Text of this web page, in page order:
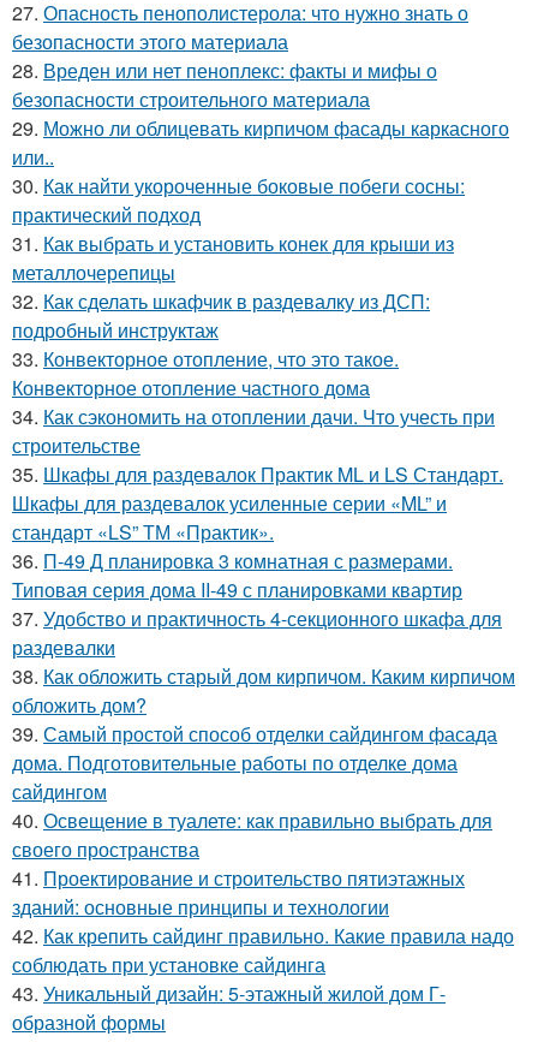
27. Опасность пенополистерола: что нужно знать о
безопасности этого материала
28. Вреден или нет пеноплекс: факты и мифы о
безопасности строительного материала
29. Можно ли облицевать кирпичом фасады каркасного
или..
30. Как найти укороченные боковые побеги сосны:
практический подход
31. Как выбрать и установить конек для крыши из
металлочерепицы
32. Как сделать шкафчик в раздевалку из ДСП:
подробный инструктаж
33. Конвекторное отопление, что это такое.
Конвекторное отопление частного дома
34. Как сэкономить на отоплении дачи. Что учесть при
строительстве
35. Шкафы для раздевалок Практик ML и LS Стандарт.
Шкафы для раздевалок усиленные серии «ML” и
стандарт «LS” ТМ «Практик».
36. П-49 Д планировка 3 комнатная с размерами.
Типовая серия дома II-49 с планировками квартир
37. Удобство и практичность 4-секционного шкафа для
раздевалки
38. Как обложить старый дом кирпичом. Каким кирпичом
обложить дом?
39. Самый простой способ отделки сайдингом фасада
дома. Подготовительные работы по отделке дома
сайдингом
40. Освещение в туалете: как правильно выбрать для
своего пространства
41. Проектирование и строительство пятиэтажных
зданий: основные принципы и технологии
42. Как крепить сайдинг правильно. Какие правила надо
соблюдать при установке сайдинга
43. Уникальный дизайн: 5-этажный жилой дом Г-
образной формы